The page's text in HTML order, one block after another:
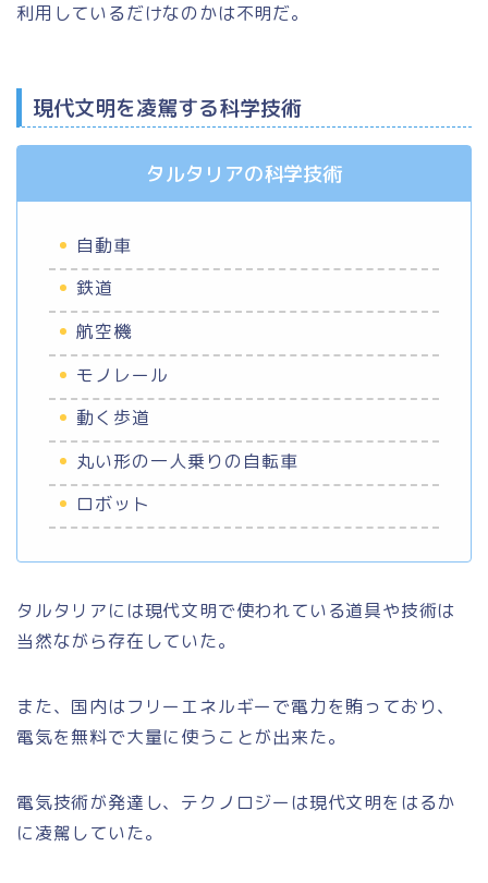
利用しているだけなのかは不明だ。
現代文明を凌駕する科学技術
タルタリアの科学技術
自動車
鉄道
航空機
モノレール
動く歩道
丸い形の一人乗りの自転車
ロボット
タルタリアには現代文明で使われている道具や技術は
当然ながら存在していた。
また、国内はフリーエネルギーで電力を賄っており、
電気を無料で大量に使うことが出来た。
電気技術が発達し、テクノロジーは現代文明をはるか
に凌駕していた。